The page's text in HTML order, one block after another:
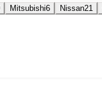
Mitsubishi6 Nissan21